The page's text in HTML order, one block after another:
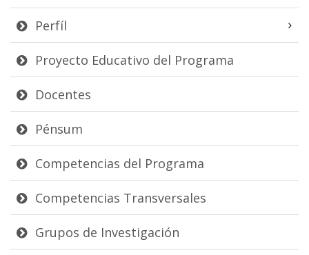
Perfíl
Proyecto Educativo del Programa
Docentes
Pénsum
Competencias del Programa
Competencias Transversales
Grupos de Investigación